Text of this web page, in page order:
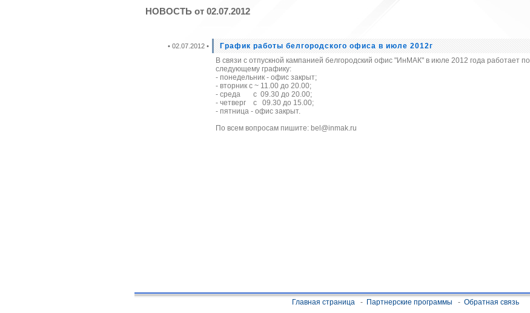
НОВОСТЬ от 02.07.2012
• 02.07.2012 •
График работы белгородского офиса в июле 2012г
В связи с отпускной кампанией белгородский офис "ИнМАК" в июле 2012 года работает по
следующему графику:
- понедельник - офис закрыт;
- вторник с ~ 11.00 до 20.00;
- среда с 09.30 до 20.00;
- четверг с 09.30 до 15.00;
- пятница - офис закрыт.
По всем вопросам пишите: bel@inmak.ru
Главная страница- Партнерские программы - Обратная связь